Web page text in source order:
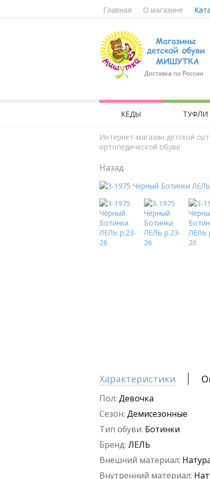
Главная О магазине
КЕДЫ ТУФЛИ
Интернет-магазин детской
ортопедической обуви
Назад
Характеристики
Пол: Девочка
Сезон: Демисезонные
Тип обуви: Ботинки
Бренд: ЛЕЛЬ
Внешний материал:
Внутренний материал: